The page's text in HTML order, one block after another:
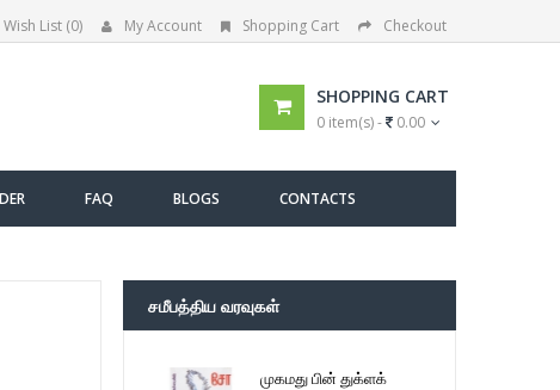
Wish List (0) My Account Shopping Cart Checkout
SHOPPING CART
0 item(s) - 0.00
FAQ BLOGS CONTACTS
சமீபத்திய வரவுகள்
முகமது பின் துக்ளக்